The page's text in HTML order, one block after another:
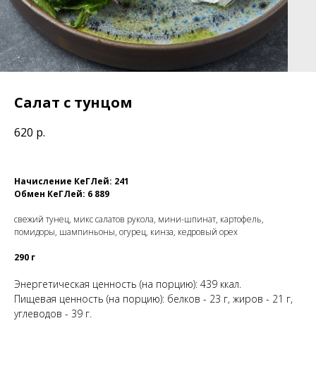
Салат с тунцом
620 р.
Начисление КеГЛей: 241
Обмен КеГЛей: 6 889
свежий тунец, микс салатов рукола, мини-шпинат, картофель,
помидоры, шампиньоны, огурец, кинза, кедровый орех
290 г
Энергетическая ценность (на порцию): 439 ккал.
Пищевая ценность (на порцию): белков - 23 г, жиров - 21 г,
углеводов - 39 г.